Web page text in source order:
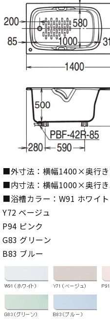
■外寸法：横幅1400×奥行
■内寸法：横幅1000×奥行
■浴槽カラー：W91 ホワイト
Y72 ベージュ
P94 ピンク
G83 グリーン
B83 ブルー